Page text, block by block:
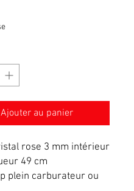
Ajouter au panier
rose 3 mm intérieur
49 cm
plein carburateur ou